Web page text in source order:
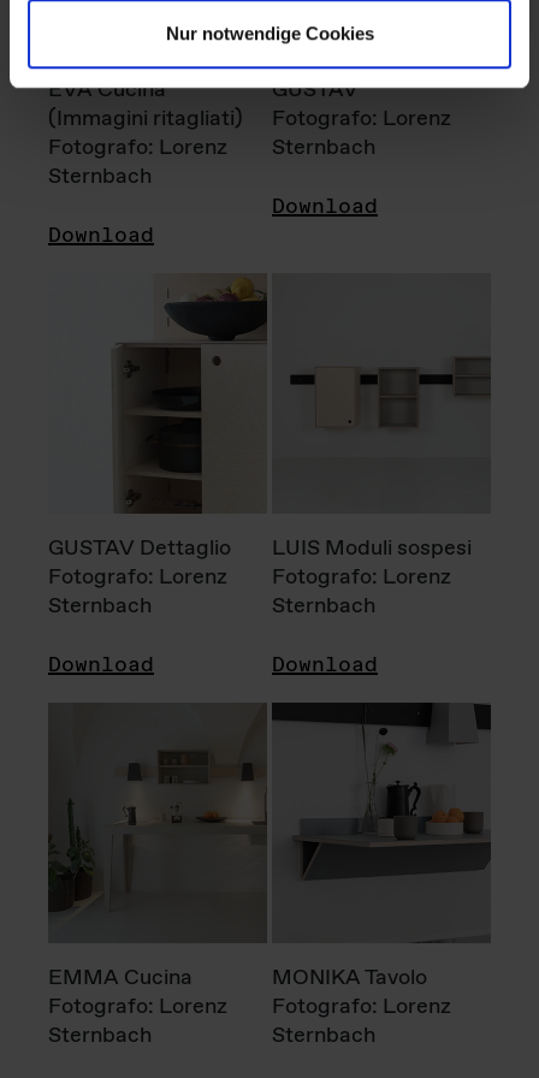
Nur notwendige Cookies
EVA Cucina
(Immagini ritagliati)
Fotografo: Lorenz
Sternbach
Download
GUSTAV
Fotografo: Lorenz
Sternbach
Download
GUSTAV Dettaglio
Fotografo: Lorenz
Sternbach
Download
LUIS Moduli sospesi
Fotografo: Lorenz
Sternbach
Download
EMMA Cucina
Fotografo: Lorenz
Sternbach
MONIKA Tavolo
Fotografo: Lorenz
Sternbach